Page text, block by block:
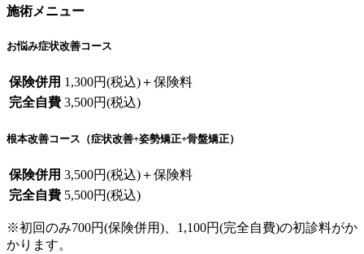
施術メニュー
お悩み症状改善コース
保険併用 1,300円(税込)＋保険料
完全自費 3,500円(税込)
根本改善コース（症状改善+姿勢矯正+骨盤矯正）
保険併用 3,500円(税込)＋保険料
完全自費 5,500円(税込)
※初回のみ700円(保険併用)、1,100円(完全自費)の初診料がか
かります。